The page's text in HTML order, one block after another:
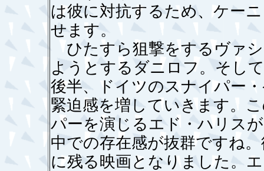
は彼に対抗するため、ケー
せます。
ひたすら狙撃をするヴァ
ようとするダニロフ。そし
後半、ドイツのスナイパー
緊迫感を増していきます。
パーを演じるエド・ハリス
中での存在感が抜群ですね
に残る映画となりました。